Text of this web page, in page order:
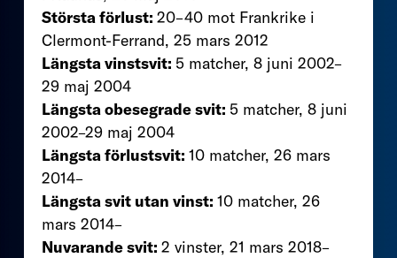
Största förlust: 20–40 mot Frankrike i
Clermont-Ferrand, 25 mars 2012
Längsta vinstsvit: 5 matcher, 8 juni 2002–
29 maj 2004
Längsta obesegrade svit: 5 matcher, 8 juni
2002–29 maj 2004
Längsta förlustsvit: 10 matcher, 26 mars
2014–
Längsta svit utan vinst: 10 matcher, 26
mars 2014–
Nuvarande svit: 2 vinster, 21 mars 2018–